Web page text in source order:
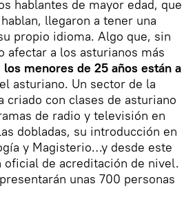
hablantes de mayor edad, que
llegaron a tener una
propio idioma. Algo que, sin
afectar a los asturianos más
los menores de 25 años están a
el asturiano. Un sector de la
criado con clases de asturiano
de radio y televisión en
dobladas, su introducción en
y Magisterio…y desde este
oficial de acreditación de nivel.
unas 700 personas